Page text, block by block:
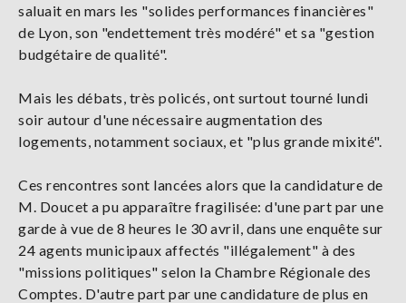
saluait en mars les "solides performances financières"
de Lyon, son "endettement très modéré" et sa "gestion
budgétaire de qualité".
Mais les débats, très policés, ont surtout tourné lundi
soir autour d'une nécessaire augmentation des
logements, notamment sociaux, et "plus grande mixité".
Ces rencontres sont lancées alors que la candidature de
M. Doucet a pu apparaître fragilisée: d'une part par une
garde à vue de 8 heures le 30 avril, dans une enquête sur
24 agents municipaux affectés "illégalement" à des
"missions politiques" selon la Chambre Régionale des
Comptes. D'autre part par une candidature de plus en